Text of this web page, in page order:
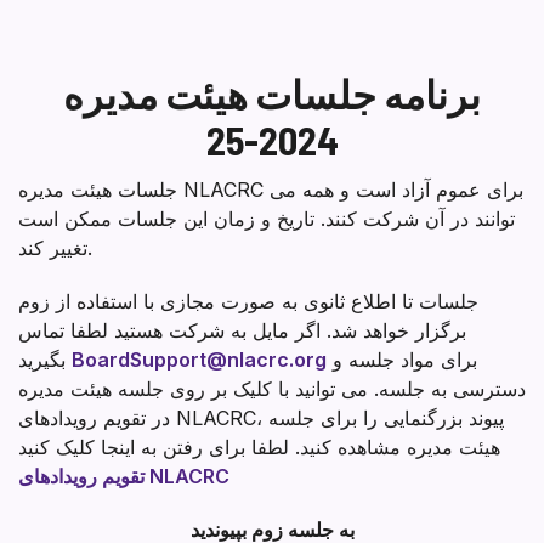
برنامه جلسات هیئت مدیره
2024-25
جلسات هیئت مدیره NLACRC برای عموم آزاد است و همه می
توانند در آن شرکت کنند. تاریخ و زمان این جلسات ممکن است
تغییر کند.
جلسات تا اطلاع ثانوی به صورت مجازی با استفاده از زوم
برگزار خواهد شد. اگر مایل به شرکت هستید لطفا تماس
BoardSupport@nlacrc.org
دسترسی به جلسه. می توانید با کلیک بر روی جلسه هیئت مدیره
در تقویم رویدادهای NLACRC، پیوند بزرگنمایی را برای جلسه
هیئت مدیره مشاهده کنید. لطفا برای رفتن به اینجا کلیک کنید
تقویم رویدادهای NLACRC
به جلسه زوم بپیوندید